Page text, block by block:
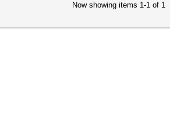
Now showing items 1-1 of 1